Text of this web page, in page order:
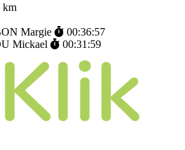
km
Margie
00:36:57
Mickael 00:31:59